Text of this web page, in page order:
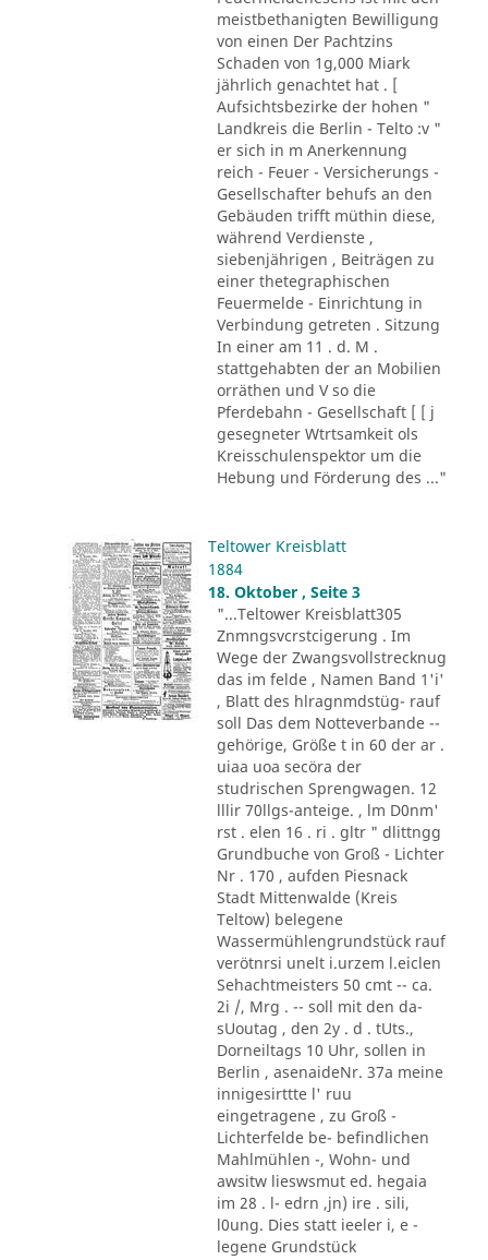
meistbethanigten Bewilligung
von einen Der Pachtzins
Schaden von 1g,000 Miark
jährlich genachtet hat . [
Aufsichtsbezirke der hohen "
Landkreis die Berlin - Telto :v "
er sich in m Anerkennung
reich - Feuer - Versicherungs -
Gesellschafter behufs an den
Gebäuden trifft müthin diese,
während Verdienste ,
siebenjährigen , Beiträgen zu
einer thetegraphischen
Feuermelde - Einrichtung in
Verbindung getreten . Sitzung
In einer am 11 . d. M .
stattgehabten der an Mobilien
orräthen und V so die
Pferdebahn - Gesellschaft [ [ j
gesegneter Wtrtsamkeit ols
Kreisschulenspektor um die
Hebung und Förderung des ..."
Teltower Kreisblatt
1884
18. Oktober , Seite 3
"...Teltower Kreisblatt305
Znmngsvcrstcigerung . Im
Wege der Zwangsvollstrecknug
das im felde , Namen Band 1'i'
, Blatt des hlragnmdstüg- rauf
soll Das dem Notteverbande --
gehörige, Größe t in 60 der ar .
uiaa uoa secöra der
studrischen Sprengwagen. 12
lllir 70llgs-anteige. , lm D0nm'
rst . elen 16 . ri . gltr " dlittngg
Grundbuche von Groß - Lichter
Nr . 170 , aufden Piesnack
Stadt Mittenwalde (Kreis
Teltow) belegene
Wassermühlengrundstück rauf
verötnrsi unelt i.urzem l.eiclen
Sehachtmeisters 50 cmt -- ca.
2i /, Mrg . -- soll mit den da-
sUoutag , den 2y . d . tUts.,
Dorneiltags 10 Uhr, sollen in
Berlin , asenaideNr. 37a meine
innigesirttte l' ruu
eingetragene , zu Groß -
Lichterfelde be- befindlichen
Mahlmühlen -, Wohn- und
awsitw lieswsmut ed. hegaia
im 28 . l- edrn ,jn) ire . sili,
l0ung. Dies statt ieeler i, e -
legene Grundstück